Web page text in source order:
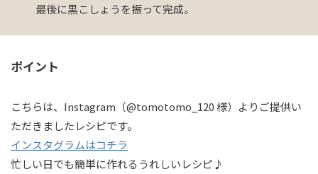
最後に黒こしょうを振って完成。
ポイント
こちらは、Instagram（@tomotomo_120 様）よりご提供い
ただきましたレシピです。
インスタグラムはコチラ
忙しい日でも簡単に作れるうれしいレシピ♪